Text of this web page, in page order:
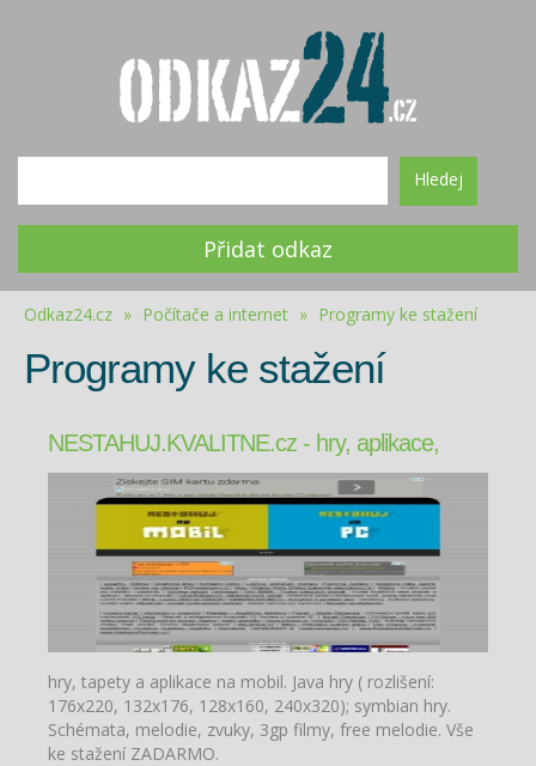
Hledej
Přidat odkaz
Odkaz24.cz » Počítače a internet » Programy ke stažení
Programy ke stažení
NESTAHUJ.KVALITNE.cz - hry, aplikace,
tapety, zvuky, schémata do mobil
hry, tapety a aplikace na mobil. Java hry ( rozlišení:
176x220, 132x176, 128x160, 240x320); symbian hry.
Schémata, melodie, zvuky, 3gp filmy, free melodie. Vše
ke stažení ZADARMO.